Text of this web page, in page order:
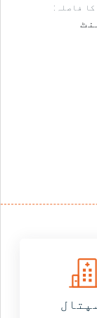
کا فاصلہ: